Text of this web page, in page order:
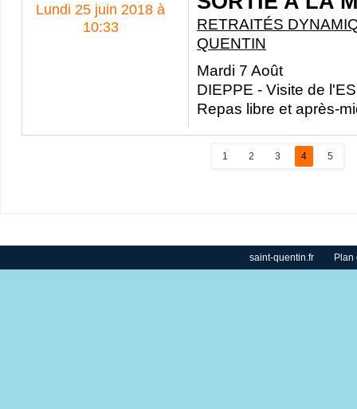
Lundi 25 juin 2018 à
10:33
RETRAITÉS
QUENTIN
Mardi 7 Août
DIEPPE - Visite de
Repas libre et après-
1 2 3 4 5
saint-quentin.fr Plan